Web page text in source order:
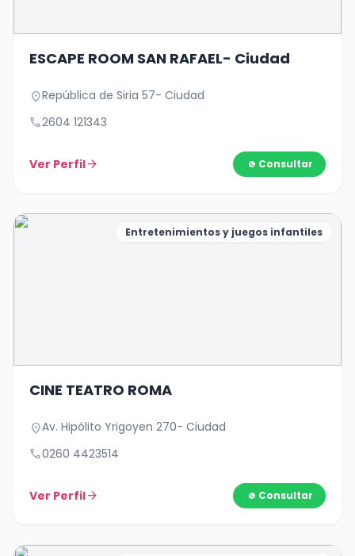
ESCAPE ROOM SAN RAFAEL- Ciudad
location_onRepública de Siria 57- Ciudad
call2604 121343
Ver Perfilarrow_forward Consultar
Entretenimientos y juegos infantiles
CINE TEATRO ROMA
location_onAv. Hipólito Yrigoyen 270- Ciudad
call0260 4423514
Ver Perfilarrow_forward Consultar